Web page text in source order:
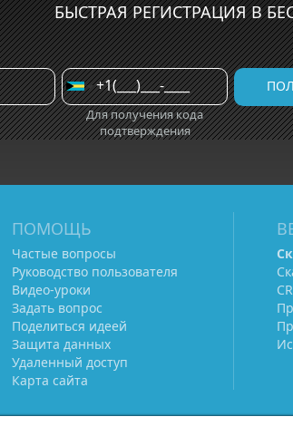
БЫСТРАЯ РЕГИСТРАЦИЯ В
Для получения кода
подтверждения
ПОМОЩЬ
Частые вопросы
Руководство пользователя
Видео-уроки
Задать вопрос
Поделиться идеей
Защита данных
Удаленный доступ
Карта сайта